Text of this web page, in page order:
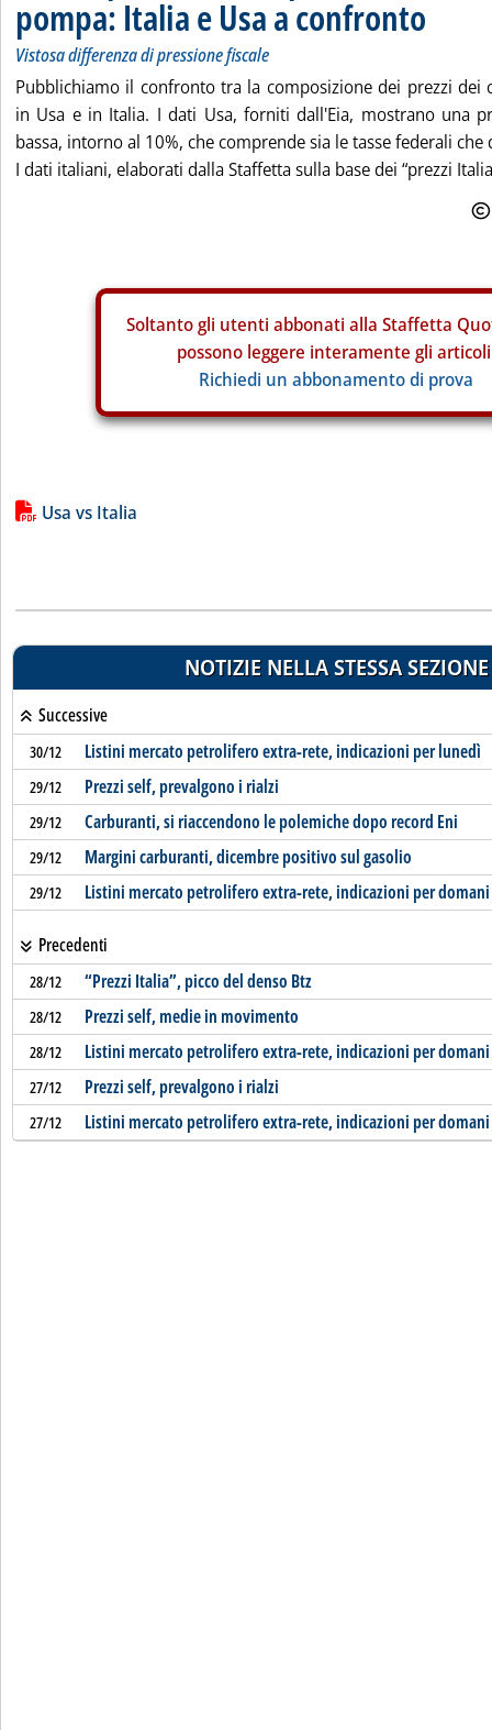
pompa: Italia e Usa a confronto
Vistosa differenza di pressione fiscale
Pubblichiamo il confronto tra la composizione dei prezzi dei
in Usa e in Italia. I dati Usa, forniti dall'Eia, mostrano una
bassa, intorno al 10%, che comprende sia le tasse federali
I dati italiani, elaborati dalla Staffetta sulla base dei “prezzi
Soltanto gli utenti abbonati alla Staffetta
possono leggere interamente gli
Richiedi un abbonamento di prova
Lista allegati PDF alla notizia
Usa vs Italia
NOTIZIE NELLA STESSA SEZIONE
Successive
30/12 Listini mercato petrolifero extra-rete, indicazioni per lunedì
29/12 Prezzi self, prevalgono i rialzi
29/12 Carburanti, si riaccendono le polemiche dopo record Eni
29/12 Margini carburanti, dicembre positivo sul gasolio
29/12 Listini mercato petrolifero extra-rete, indicazioni per domani
Precedenti
28/12 “Prezzi Italia”, picco del denso Btz
28/12 Prezzi self, medie in movimento
28/12 Listini mercato petrolifero extra-rete, indicazioni per domani
27/12 Prezzi self, prevalgono i rialzi
27/12 Listini mercato petrolifero extra-rete, indicazioni per domani